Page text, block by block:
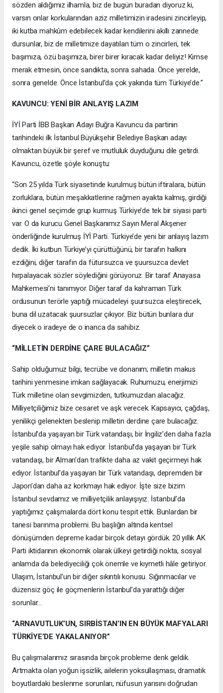
sözden aldığımız ilhamla, biz de bugün buradan diyoruz ki,
varsın onlar korkularından aziz milletimizin iradesini zincirleyip,
iki kutba mahkûm edebilecek kadar kendilerini akıllı zannede
dursunlar, biz de milletimize dayatılan tüm o zincirleri, tek
başımıza, özü başımıza, birer birer kıracak kadar deliyiz! Kimse
merak etmesin, önce sandıkta, sonra sahada. Önce yerelde,
sonra genelde. Önce İstanbul’da çok yakında tüm Türkiye’de.”
KAVUNCU: YENİ BİR ANLAYIŞ LAZIM
İYİ Parti İBB Başkan Adayı Buğra Kavuncu da partinin
tarihindeki ilk İstanbul Büyükşehir Belediye Başkan adayı
olmaktan büyük bir şeref ve mutluluk duyduğunu dile getirdi.
Kavuncu, özetle şöyle konuştu:
“Son 25 yılda Türk siyasetinde kurulmuş bütün iftiralara, bütün
zorluklara, bütün meşakkatlerine rağmen ayakta kalmış, girdiği
ikinci genel seçimde grup kurmuş Türkiye’de tek bir siyasi parti
var. O da kurucu Genel Başkanımız Sayın Meral Akşener
önderliğinde kurulmuş İYİ Parti. Türkiye’de yeni bir anlayış lazım
dedik. İki kutbun Türkiye’yi çürüttüğünü, bir tarafın halkını
ezdiğini, diğer tarafın da fütursuzca ve şuursuzca devlet
hırpalayacak sözler söylediğini görüyoruz. Bir taraf Anayasa
Mahkemesi’ni tanımıyor. Diğer taraf da kahraman Türk
ordusunun terörle yaptığı mücadeleyi şuursuzca eleştirecek,
buna dil uzatacak şuursuzlar çıkıyor. Biz bütün bunlara dur
diyecek o iradeye de o inanca da sahibiz.
“MİLLETİN DERDİNE ÇARE BULACAĞIZ”
Sahip olduğumuz bilgi, tecrübe ve donanım; milletin makus
tarihini yenmesine imkan sağlayacak. Ruhumuzu, enerjimizi
Türk milletine olan sevgimizden, tutkumuzdan alacağız.
Milliyetçiliğimiz bize cesaret ve aşk verecek. Kapsayıcı, çağdaş,
yenilikçi gelenekten beslenip milletin derdine çare bulacağız.
İstanbul’da yaşayan bir Türk vatandaşı, bir İngiliz’den daha fazla
yeşile sahip olmayı hak ediyor. İstanbul’da yaşayan bir Türk
vatandaşı, bir Alman’dan trafikte daha az vakit geçirmeyi hak
ediyor. İstanbul’da yaşayan bir Türk vatandaşı, depremden bir
Japon’dan daha az korkmayı hak ediyor. İşte size bizim
İstanbul sevdamız ve milliyetçilik anlayışıyız. İstanbul’da
yaptığımız çalışmalarda dört konu tespit ettik. Bunlardan bir
tanesi barınma problemi. Bu başlığın altında kentsel
dönüşümden depreme kadar birçok detayı gördük. 20 yıllık AK
Parti iktidarının ekonomik olarak ülkeyi getirdiği nokta, sosyal
anlamda da belediyeciliği çok önemle ve kıymetli hâle getiriyor.
Ulaşım, İstanbul’un bir diğer sıkıntılı konusu. Sığınmacılar ve
düzensiz göç ile göçmenlerin İstanbul’da yarattığı diğer
sorunlar...
“ARNAVUTLUK’UN, SIRBİSTAN’IN EN BÜYÜK MAFYALARI
TÜRKİYE’DE YAKALANIYOR”
Bu çalışmalarımız sırasında birçok probleme denk geldik.
Artmakta olan yoğun işsizlik, ailelerin yoksullaşması, dramatik
boyutlardaki beslenme sorunları, nüfusun yarısını doğrudan